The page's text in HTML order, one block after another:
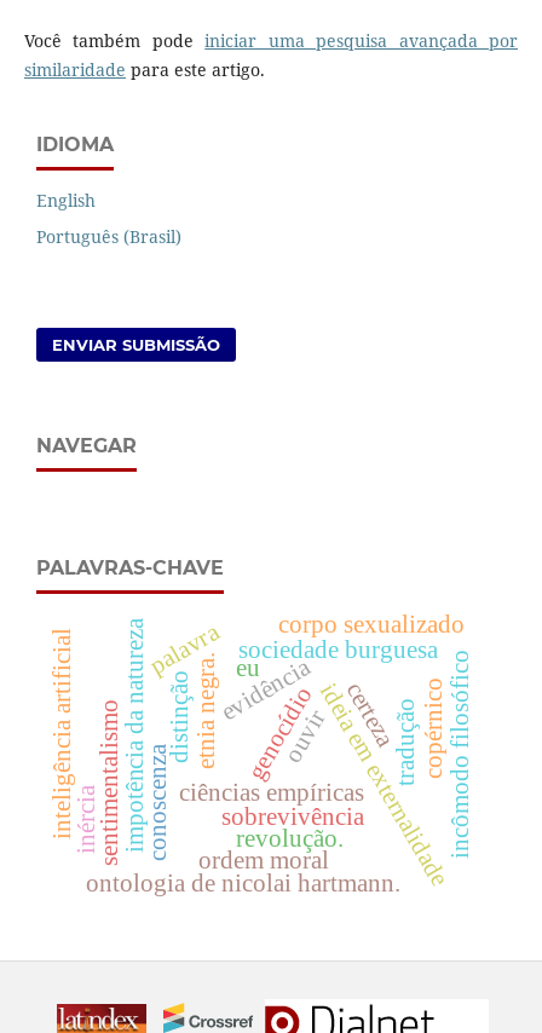
Você também podeiniciar uma pesquisa avançada por
similaridade para este artigo.
IDIOMA
English
Português (Brasil)
ENVIAR SUBMISSÃO
NAVEGAR
PALAVRAS-CHAVE
conoscenza
etnia negra.evidência
impotência da natureza ideia em externalidade
ciências empíricas
sociedade burguesa
corpo sexualizado
sobrevivência
genocídio tradução
distinção incômodo filosófico
palavra
revolução.
copérnico
sentimentalismo
ordem moral
ontologia de nicolai hartmann.
certeza
inércia
inteligência artificial ouvir
eu